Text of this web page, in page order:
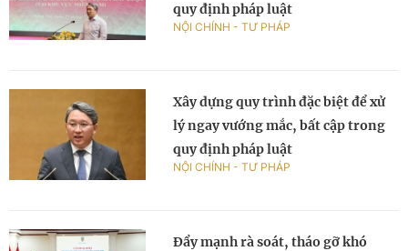
quy định pháp luật
NỘI CHÍNH - TƯ PHÁP
Xây dựng quy trình đặc biệt để xử
lý ngay vướng mắc, bất cập trong
quy định pháp luật
NỘI CHÍNH - TƯ PHÁP
Đẩy mạnh rà soát, tháo gỡ khó